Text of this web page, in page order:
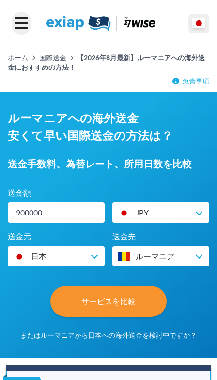
ホーム 国際送金
【2026年8月最新】ルーマニアへの海外送
金におすすめの方法！
免責事項
ルーマニアへの海外送金
安くて早い国際送金の方法は？
送金手数料、為替レート、所用日数を比較
送金額
JPY
送金元
日本
送金先
ルーマニア
サービスを比較
またはルーマニアから日本への海外送金を検討中ですか？